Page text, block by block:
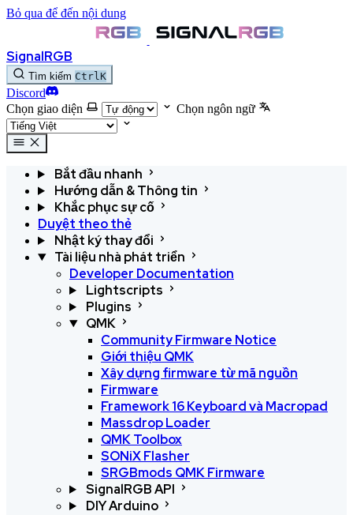
Bỏ qua để đến nội dung
SignalRGB
Tìm kiếm CtrlK
Discord
Chọn giao diện
Chọn ngôn ngữ
Bắt đầu nhanh
Hướng dẫn & Thông tin
Khắc phục sự cố
Duyệt theo thẻ
Nhật ký thay đổi
Tài liệu nhà phát triển
Developer Documentation
Lightscripts
Plugins
QMK
Community Firmware Notice
Giới thiệu QMK
Xây dựng firmware từ mã nguồn
Firmware
Framework 16 Keyboard và Macropad
Massdrop Loader
QMK Toolbox
SONiX Flasher
SRGBmods QMK Firmware
SignalRGB API
DIY Arduino